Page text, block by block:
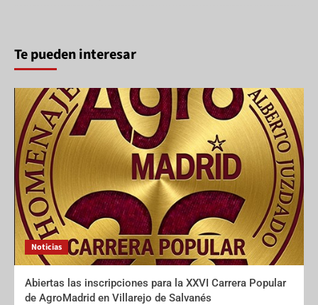
Te pueden interesar
Noticias
Abiertas las inscripciones para la XXVI Carrera Popular
de AgroMadrid en Villarejo de Salvanés